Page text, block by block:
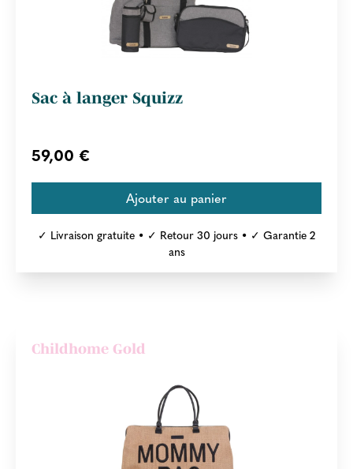
Sac à langer Squizz
59,00 €
✓ Livraison gratuite • ✓ Retour 30 jours • ✓ Garantie 2
ans
Childhome Gold